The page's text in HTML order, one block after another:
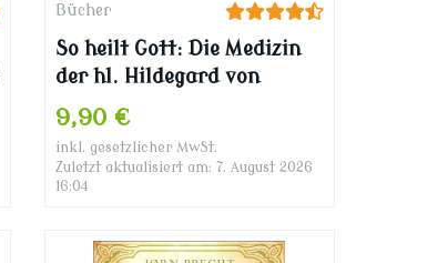
Bücher
So heilt Gott: Die Medizin
der hl. Hildegard von
Bingen als neues
Naturheilverfahren: Die
Medizin der heiligen
Hildegard von Bingen als
9,90 €
inkl. gesetzlicher MwSt.
Zuletzt aktualisiert am: 7. August 2026
16:04